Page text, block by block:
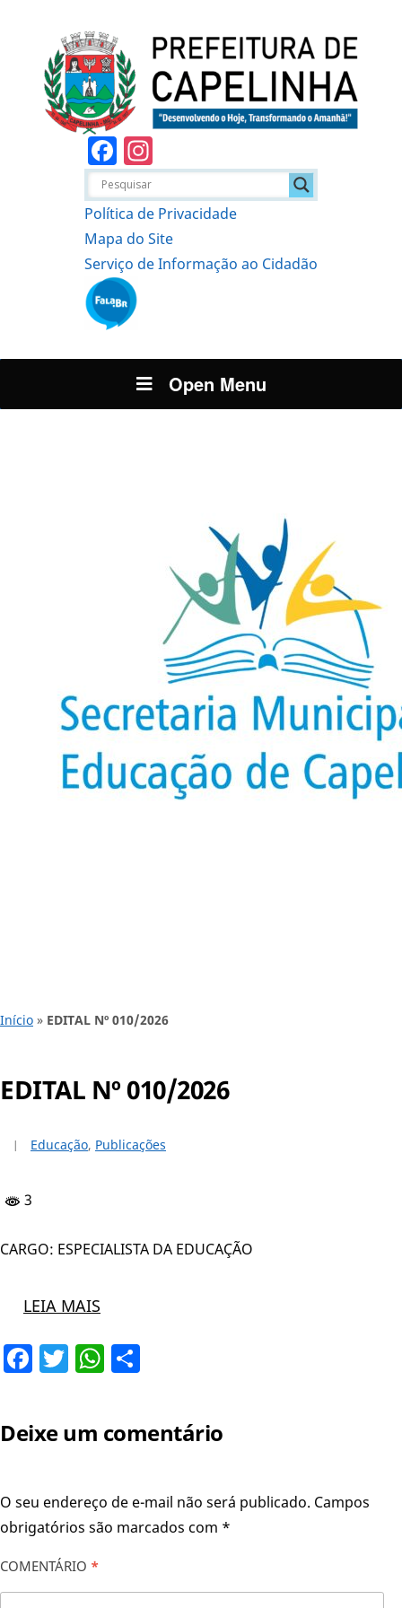
Facebook
Política de Privacidade
Mapa do Site
Serviço de Informação ao Cidadão
Open Menu
Início » EDITAL Nº 010/2026
EDITAL Nº 010/2026
Educação, Publicações
3
CARGO: ESPECIALISTA DA EDUCAÇÃO
LEIA MAIS
Facebook
TwitterWhatsApp
Deixe um comentário
O seu endereço de e-mail não será publicado. Campos
obrigatórios são marcados com *
COMENTÁRIO *